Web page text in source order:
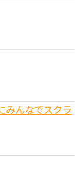
みんなでスクラ